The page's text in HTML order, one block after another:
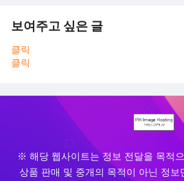
보여주고 싶은 글
클릭
클릭
※ 해당 웹사이트는 정보 전달을 목적
상품 판매 및 중개의 목적이 아닌 정보